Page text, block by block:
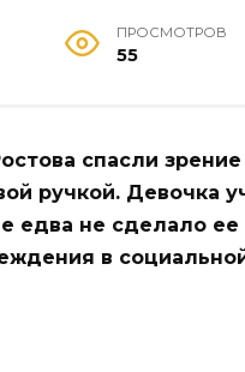
ПРОСМОТРОВ
55
спасли зрение
ручкой. Девочка
едва не сделало ее
в